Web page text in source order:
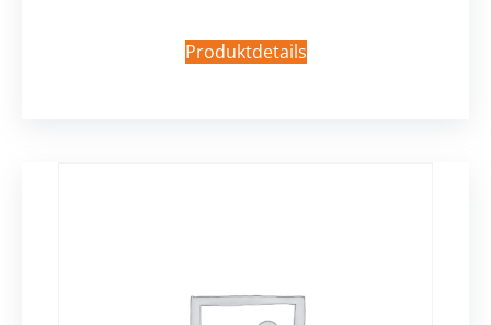
Produktdetails